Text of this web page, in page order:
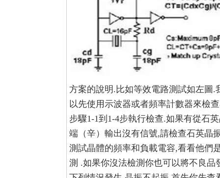
方案的說明.比如等效電路測試如左圖
以先使用示波器或者頻率計數器來檢
步驟1-1到1-4步執行檢查.如果有從石
端（辛）輸出沒有信號,請檢查石英晶
測試晶體的頻率和負載電容,看看他們
測 .如果你沒法檢測你也可以將不良